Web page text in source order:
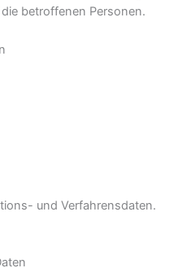
betroffenen Personen.
und Verfahrensdaten.